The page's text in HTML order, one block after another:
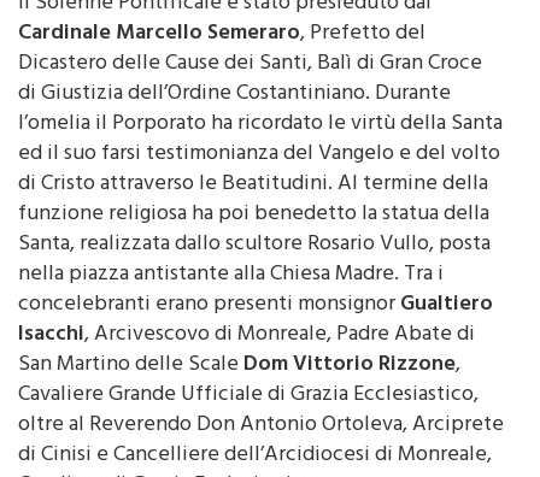
Dicastero delle Cause dei Santi, Balì di Gran Croce
di Giustizia dell’Ordine Costantiniano. Durante
l’omelia il Porporato ha ricordato le virtù della Santa
ed il suo farsi testimonianza del Vangelo e del volto
di Cristo attraverso le Beatitudini. Al termine della
funzione religiosa ha poi benedetto la statua della
Santa, realizzata dallo scultore Rosario Vullo, posta
nella piazza antistante alla Chiesa Madre. Tra i
concelebranti erano presenti monsignorGualtiero
Isacchi, Arcivescovo di Monreale, Padre Abate di
San Martino delle ScaleDom Vittorio Rizzone,
Cavaliere Grande Ufficiale di Grazia Ecclesiastico,
oltre al Reverendo Don Antonio Ortoleva, Arciprete
di Cinisi e Cancelliere dell’Arcidiocesi di Monreale,
Cavaliere di Grazia Ecclesiastico.